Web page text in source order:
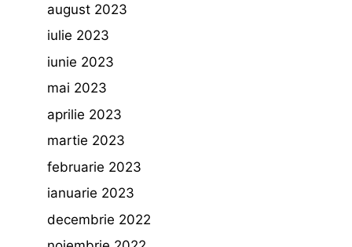
august 2023
iulie 2023
iunie 2023
mai 2023
aprilie 2023
martie 2023
februarie 2023
ianuarie 2023
decembrie 2022